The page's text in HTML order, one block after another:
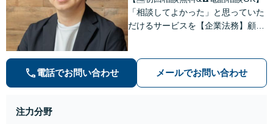
「相談してよかった」と思っていた
だけるサービスを【企業法務】顧問
業法務プラン
電話でお問い合わせ メールでお問い合わせ
注力分野